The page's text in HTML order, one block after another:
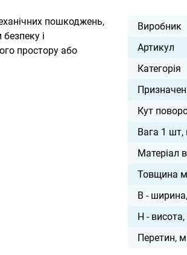
пошкоджень,
і
простору або
Виробник
Артикул
Категорія
Кут
Вага 1 шт,
Матеріал
Товщина
B -
H -
Перетин,